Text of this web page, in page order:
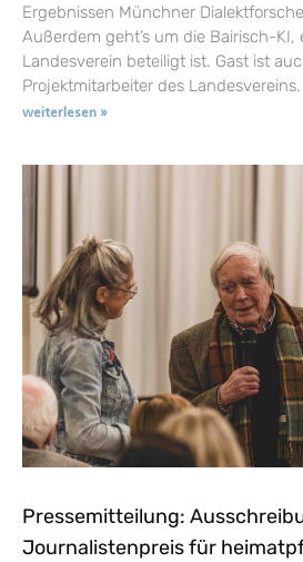
Ergebnissen Münchner
Außerdem geht’s um die Bairisch-
Landesverein beteiligt ist. Gast ist
Projektmitarbeiter des Landesvereins.
weiterlesen »
Pressemitteilung:
Journalistenpreis für